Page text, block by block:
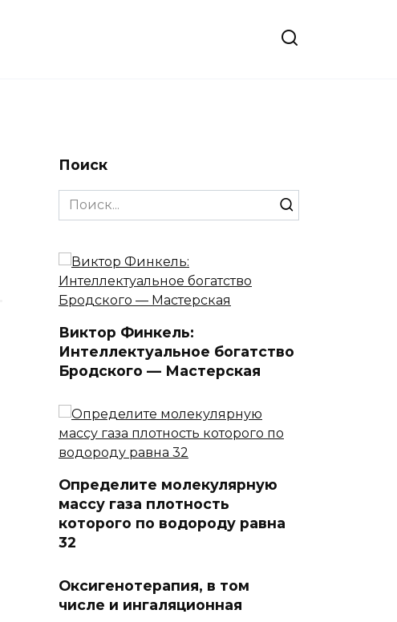
Поиск
Search
for:
Виктор Финкель:
Интеллектуальное богатство
Бродского — Мастерская
Определите молекулярную
массу газа плотность
которого по водороду равна
32
Оксигенотерапия, в том
числе и ингаляционная